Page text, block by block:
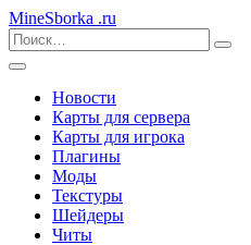
MineSborka .ru
Новости
Карты для сервера
Карты для игрока
Плагины
Моды
Текстуры
Шейдеры
Читы